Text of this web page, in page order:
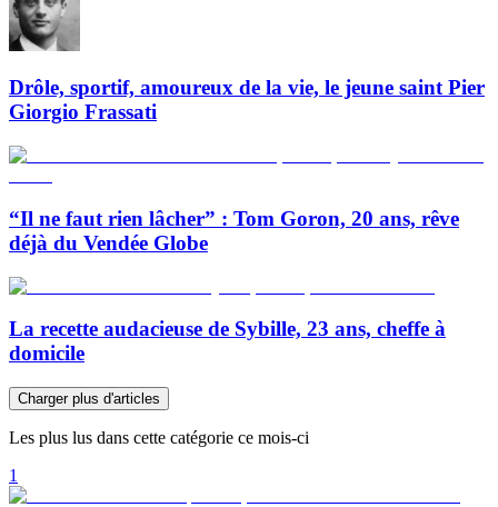
Drôle, sportif, amoureux de la vie, le jeune saint Pier
Giorgio Frassati
“Il ne faut rien lâcher” : Tom Goron, 20 ans, rêve
déjà du Vendée Globe
La recette audacieuse de Sybille, 23 ans, cheffe à
domicile
Charger plus d'articles
Les plus lus dans cette catégorie ce mois-ci
1